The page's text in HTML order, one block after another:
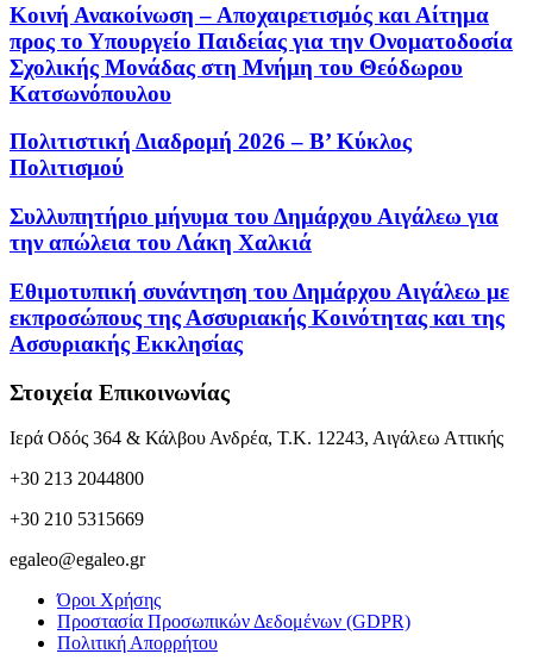
Κοινή Ανακοίνωση – Αποχαιρετισμός και Αίτημα
προς το Υπουργείο Παιδείας για την Ονοματοδοσία
Σχολικής Μονάδας στη Μνήμη του Θεόδωρου
Κατσωνόπουλου
Πολιτιστική Διαδρομή 2026 – Β’ Κύκλος
Πολιτισμού
Συλλυπητήριο μήνυμα του Δημάρχου Αιγάλεω για
την απώλεια του Λάκη Χαλκιά
Εθιμοτυπική συνάντηση του Δημάρχου Αιγάλεω με
εκπροσώπους της Ασσυριακής Κοινότητας και της
Ασσυριακής Εκκλησίας
Στοιχεία Επικοινωνίας
Ιερά Οδός 364 & Κάλβου Ανδρέα, Τ.Κ. 12243, Αιγάλεω Αττικής
+30 213 2044800
+30 210 5315669
egaleo@egaleo.gr
Όροι Χρήσης
Προστασία Προσωπικών Δεδομένων (GDPR)
Πολιτική Απορρήτου